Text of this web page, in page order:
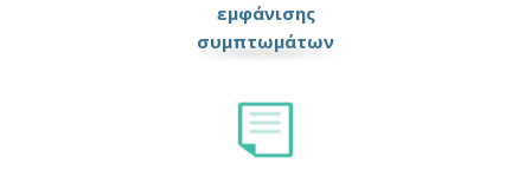
εμφάνισης
συμπτωμάτων